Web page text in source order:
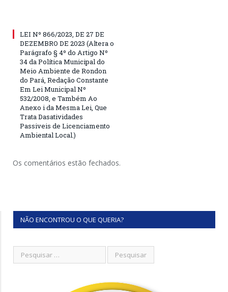
LEI Nº 866/2023, DE 27 DE
DEZEMBRO DE 2023 (Altera o
Parágrafo § 4º do Artigo Nº
34 da Política Municipal do
Meio Ambiente de Rondon
do Pará, Redação Constante
Em Lei Municipal Nº
532/2008, e Também Ao
Anexo i da Mesma Lei, Que
Trata Dasatividades
Passiveis de Licenciamento
Ambiental Local.)
Os comentários estão fechados.
NÃO ENCONTROU O QUE QUERIA?